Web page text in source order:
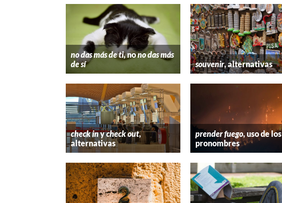
no das más de ti, nono das más
de sí
souvenir, alternativas
check inycheck out,
alternativas
prender fuego, uso de los
pronombres